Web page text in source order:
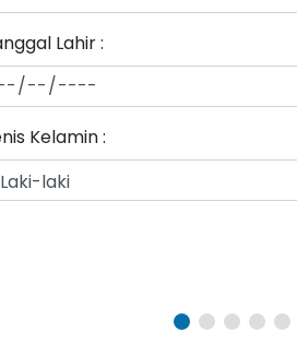
Lahir :
Kelamin :